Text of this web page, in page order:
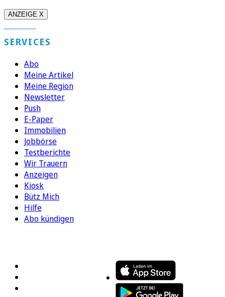
ANZEIGE X
SERVICES
Abo
Meine Artikel
Meine Region
Newsletter
Push
E-Paper
Immobilien
Jobbörse
Testberichte
Wir Trauern
Anzeigen
Kiosk
Bütz Mich
Hilfe
Abo kündigen